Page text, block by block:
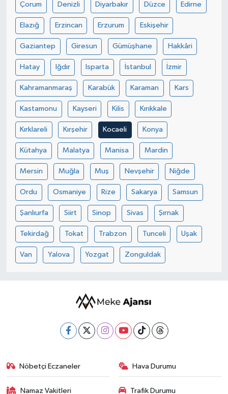
Çorum Denizli Diyarbakır Düzce Edirne
Elazığ Erzincan Erzurum Eskişehir
Gaziantep Giresun Gümüşhane Hakkâri
Hatay Iğdır Isparta İstanbul İzmir
Kahramanmaraş Karabük Karaman Kars
Kastamonu Kayseri Kilis Kırıkkale
Kırklareli Kırşehir Kocaeli Konya
Kütahya Malatya Manisa Mardin
Mersin Muğla Muş Nevşehir Niğde
Ordu Osmaniye Rize Sakarya Samsun
Şanlıurfa Siirt Sinop Sivas Şırnak
Tekirdağ Tokat Trabzon Tunceli Uşak
Van Yalova Yozgat Zonguldak
Nöbetçi Eczaneler Hava Durumu
Namaz Vakitleri Trafik Durumu